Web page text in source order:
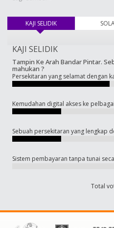
KAJI SELIDIK(tab aktif)
KAJI SELIDIK
Tampin Ke Arah Bandar Pintar.
mahukan ?
Persekitaran yang selamat dengan
Kemudahan digital akses ke
Sebuah persekitaran yang lengkap
Sistem pembayaran tanpa tunai
Total